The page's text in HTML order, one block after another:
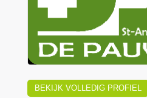
BEKIJK VOLLEDIG PROFIEL